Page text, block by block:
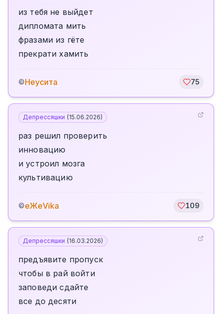
из тебя не выйдет
дипломата мить
фразами из гёте
прекрати хамить
©Неусита 75
Депрессяшки (15.06.2026)
раз решил проверить
инновацию
и устроил мозга
культивацию
©еЖеVika 109
Депрессяшки (16.03.2026)
предъявите пропуск
чтобы в рай войти
заповеди сдайте
все до десяти